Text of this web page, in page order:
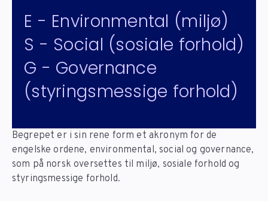
E - Environmental (miljø)
S - Social (sosiale forhold)
G - Governance
(styringsmessige forhold)
Begrepet er i sin rene form et akronym for de
engelske ordene, environmental, social og governance,
som på norsk oversettes til miljø, sosiale forhold og
styringsmessige forhold.